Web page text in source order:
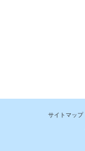
サイトマップ